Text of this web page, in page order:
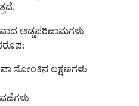
ಅಡ್ಡಪರಿಣಾಮಗಳು
ಸೋಂಕಿನ ಲಕ್ಷಣಗಳು